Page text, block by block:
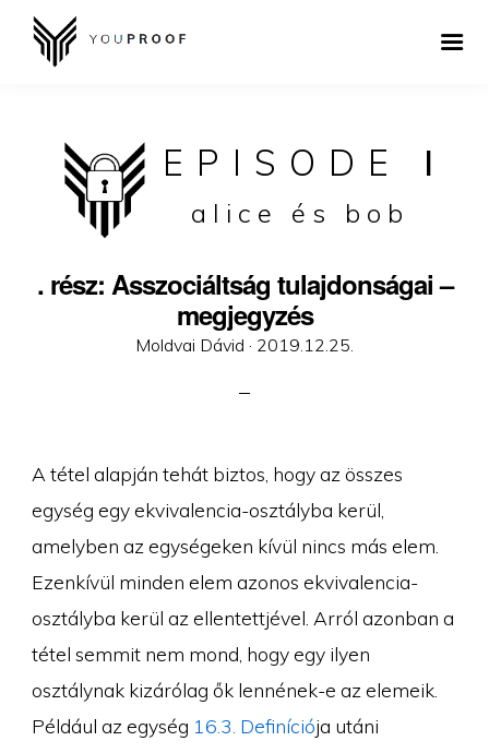
EPISODE I
alice és bob
. rész: Asszociáltság tulajdonságai –
megjegyzés
Moldvai Dávid · Posted
2019.12.25.
A tétel alapján tehát biztos, hogy az összes
egység egy ekvivalencia-osztályba kerül,
amelyben az egységeken kívül nincs más elem.
Ezenkívül minden elem azonos ekvivalencia-
osztályba kerül az ellentettjével. Arról azonban a
tétel semmit nem mond, hogy egy ilyen
osztálynak kizárólag ők lennének-e az elemeik.
Például az egység 16.3. Definíciója utáni